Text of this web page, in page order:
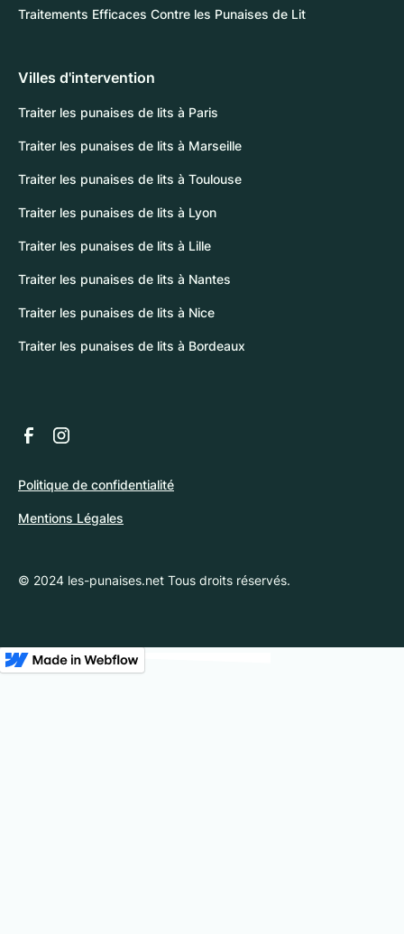
Traitements Efficaces Contre les Punaises de Lit
Villes d'intervention
Traiter les punaises de lits à Paris
Traiter les punaises de lits à Marseille
Traiter les punaises de lits à Toulouse
Traiter les punaises de lits à Lyon
Traiter les punaises de lits à Lille
Traiter les punaises de lits à Nantes
Traiter les punaises de lits à Nice
Traiter les punaises de lits à Bordeaux
© 2024 les-punaises.net Tous droits réservés.
Politique de confidentialité
Mentions Légales